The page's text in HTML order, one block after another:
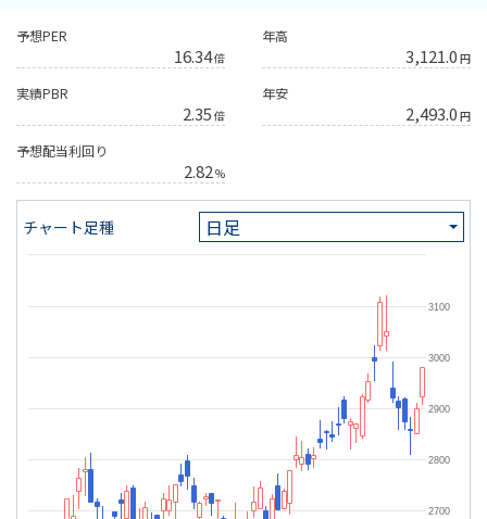
予想PER
16.34倍
年高
3,121.0 円
実績PBR
2.35 倍
年安
2,493.0 円
予想配当利回り
2.82 %
チャート足種
2700
2800
2900
3000
3100